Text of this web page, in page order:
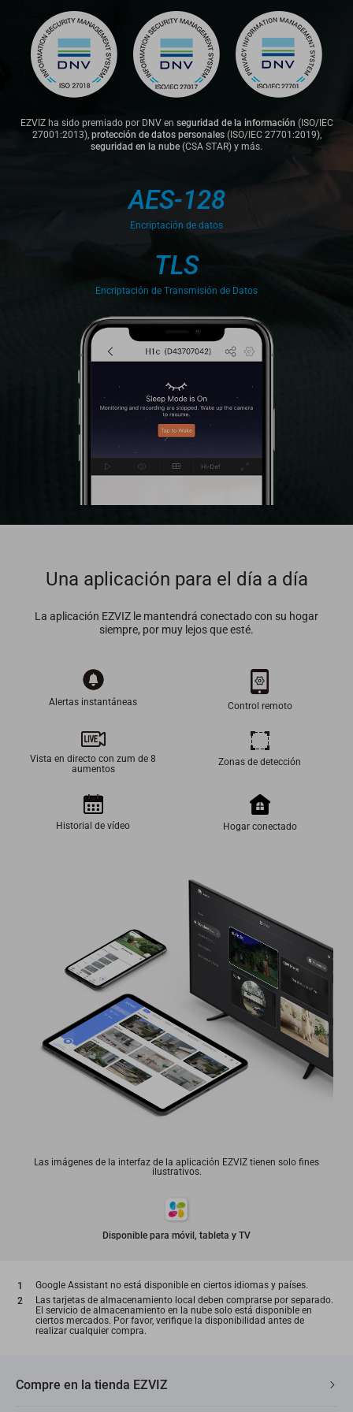
EZVIZ ha sido premiado por DNV en seguridad de la información (ISO/IEC
27001:2013), protección de datos personales(ISO/IEC 27701:2019),
seguridad en la nube (CSA STAR) y más.
AES-128
Encriptación de datos
TLS
Encriptación de Transmisión de Datos
Una aplicación para el día a día
La aplicación EZVIZ le mantendrá conectado con su hogar
siempre, por muy lejos que esté.
Alertas instantáneas Control remoto
Vista en directo con zum de 8
aumentos
Zonas de detección
Historial de vídeo Hogar conectado
Las imágenes de la interfaz de la aplicación EZVIZ tienen solo fines
ilustrativos.
Disponible para móvil, tableta y TV
Google Assistant no está disponible en ciertos idiomas y países.
Las tarjetas de almacenamiento local deben comprarse por separado.
El servicio de almacenamiento en la nube solo está disponible en
ciertos mercados. Por favor, verifique la disponibilidad antes de
realizar cualquier compra.
Compre en la tienda EZVIZ